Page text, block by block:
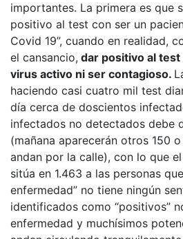
importantes. La primera es que
positivo al test con ser un
Covid 19”, cuando en realidad,
el cansancio, dar positivo al
virus activo ni ser contagioso.
haciendo casi cuatro mil test
día cerca de doscientos
infectados no detectados debe
(mañana aparecerán otros 150
andan por la calle), con lo que
sitúa en 1.463 a las personas
enfermedad” no tiene ningún
identificados como “positivos”
enfermedad y muchísimos